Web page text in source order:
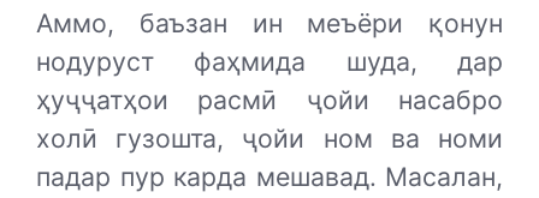
Аммо, баъзан ин меъёри қонун
нодуруст фаҳмида шуда, дар
ҳуҷҷатҳои расмӣ ҷойи насабро
холӣ гузошта, ҷойи ном ва номи
падар пур карда мешавад. Масалан,